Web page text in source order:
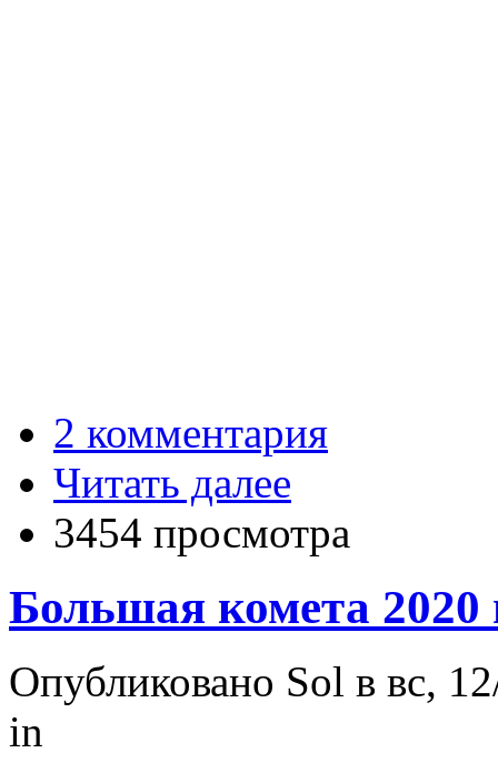
2 комментария
Читать далее
3454 просмотра
Большая комета 2020
Опубликовано Sol в вс,
in